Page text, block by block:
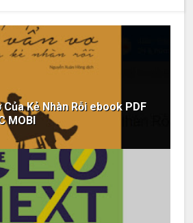
Của Kẻ Nhàn Rỗi ebook PDF
MOBI